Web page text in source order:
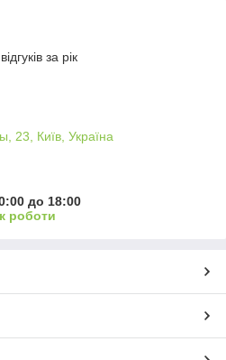
за рік
23, Київ, Україна
до 18:00
роботи